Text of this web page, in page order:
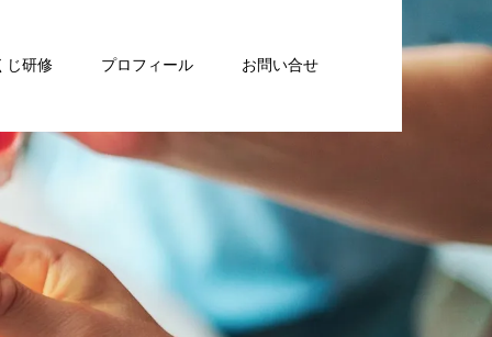
じ研修 プロフィール お問い合せ